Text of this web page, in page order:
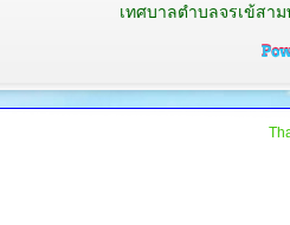
เทศบาลตำบลจรเข้สา